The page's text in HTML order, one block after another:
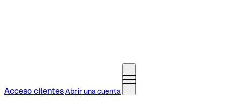
Acceso clientesAbrir una cuenta